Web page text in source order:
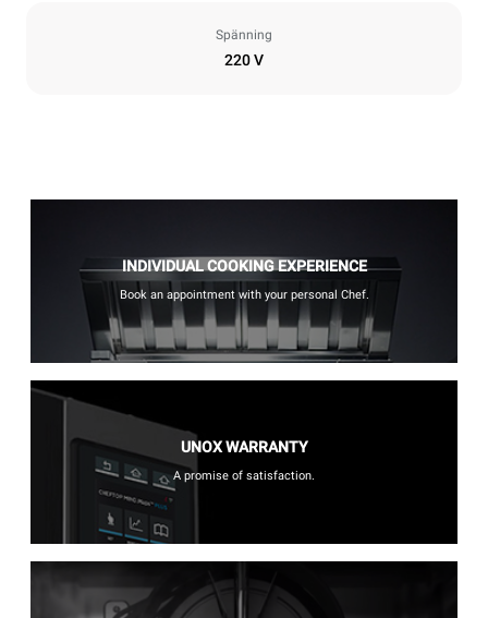
Spänning
220 V
INDIVIDUAL COOKING EXPERIENCE
Book an appointment with your personal Chef.
UNOX WARRANTY
A promise of satisfaction.